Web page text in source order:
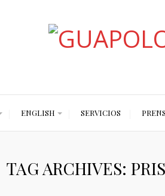
ENGLISH SERVICIOS
TAG ARCHIVES: